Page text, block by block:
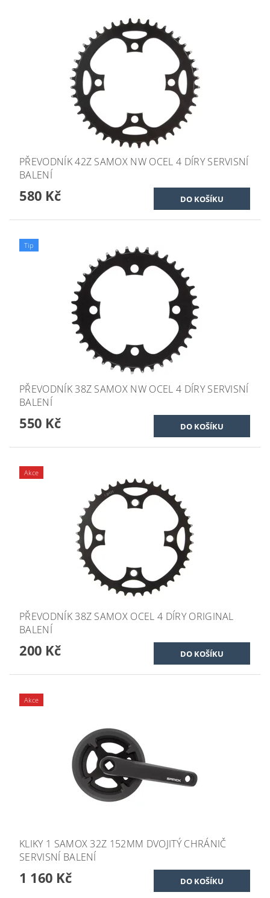
PŘEVODNÍK 42Z SAMOX NW OCEL 4 DÍRY SERVISNÍ
BALENÍ
580 Kč
Tip
PŘEVODNÍK 38Z SAMOX NW OCEL 4 DÍRY SERVISNÍ
BALENÍ
550 Kč
Akce
PŘEVODNÍK 38Z SAMOX OCEL 4 DÍRY ORIGINAL
BALENÍ
200 Kč
Akce
KLIKY 1 SAMOX 32Z 152MM DVOJITÝ CHRÁNIČ
SERVISNÍ BALENÍ
1 160 Kč